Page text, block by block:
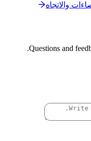
والاتجاه
Questions and